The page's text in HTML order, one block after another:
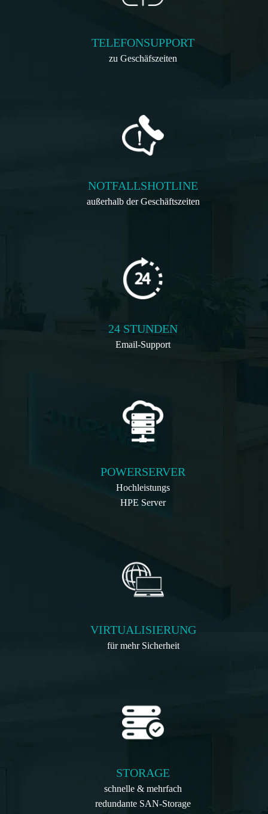
TELEFONSUPPORT
zu Geschäfszeiten
NOTFALLSHOTLINE
außerhalb der Geschäftszeiten
24 STUNDEN
Email-Support
POWERSERVER
Hochleistungs
HPE Server
VIRTUALISIERUNG
für mehr Sicherheit
STORAGE
schnelle & mehrfach
redundante SAN-Storage